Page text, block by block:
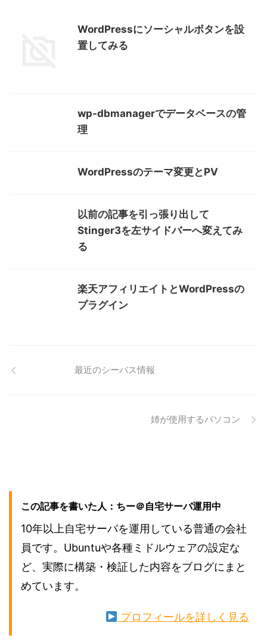
WordPressにソーシャルボタンを設
置してみる
wp-dbmanagerでデータベースの管
理
WordPressのテーマ変更とPV
以前の記事を引っ張り出して
Stinger3を左サイドバーへ変えてみ
る
楽天アフィリエイトとWordPressの
プラグイン
最近のシーバス情報
姉が使用するパソコン
この記事を書いた人：ちー＠自宅サーバ運用中
10年以上自宅サーバを運用している普通の会社
員です。Ubuntuや各種ミドルウェアの設定な
ど、実際に構築・検証した内容をブログにまと
めています。
プロフィールを詳しく見る